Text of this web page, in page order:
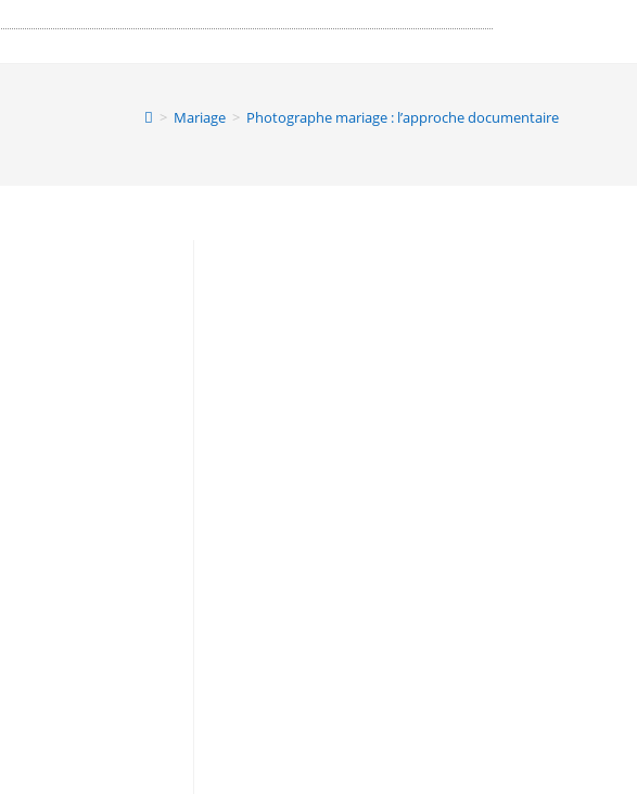
> Mariage > Photographe mariage : l’approche documentaire